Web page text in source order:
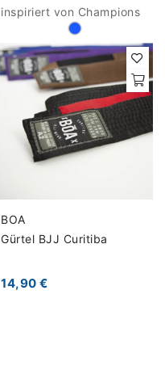
inspiriert von Champions
BOA
Gürtel BJJ Curitiba
14,90 €